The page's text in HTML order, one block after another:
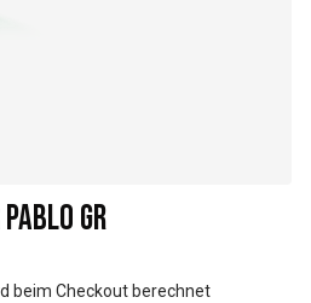
GR
beim Checkout berechnet